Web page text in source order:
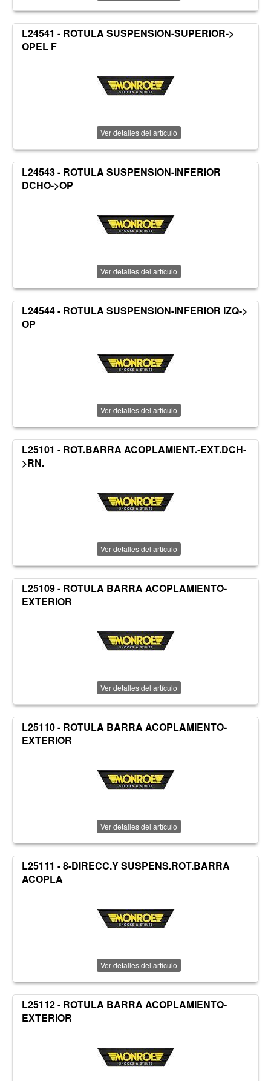
L24541 - ROTULA SUSPENSION-SUPERIOR->
OPEL F
Ver detalles del artículo
L24543 - ROTULA SUSPENSION-INFERIOR
DCHO->OP
Ver detalles del artículo
L24544 - ROTULA SUSPENSION-INFERIOR IZQ->
OP
Ver detalles del artículo
L25101 - ROT.BARRA ACOPLAMIENT.-EXT.DCH-
>RN.
Ver detalles del artículo
L25109 - ROTULA BARRA ACOPLAMIENTO-
EXTERIOR
Ver detalles del artículo
L25110 - ROTULA BARRA ACOPLAMIENTO-
EXTERIOR
Ver detalles del artículo
L25111 - 8-DIRECC.Y SUSPENS.ROT.BARRA
ACOPLA
Ver detalles del artículo
L25112 - ROTULA BARRA ACOPLAMIENTO-
EXTERIOR